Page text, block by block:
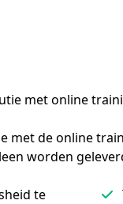
met online
met de online
worden
te